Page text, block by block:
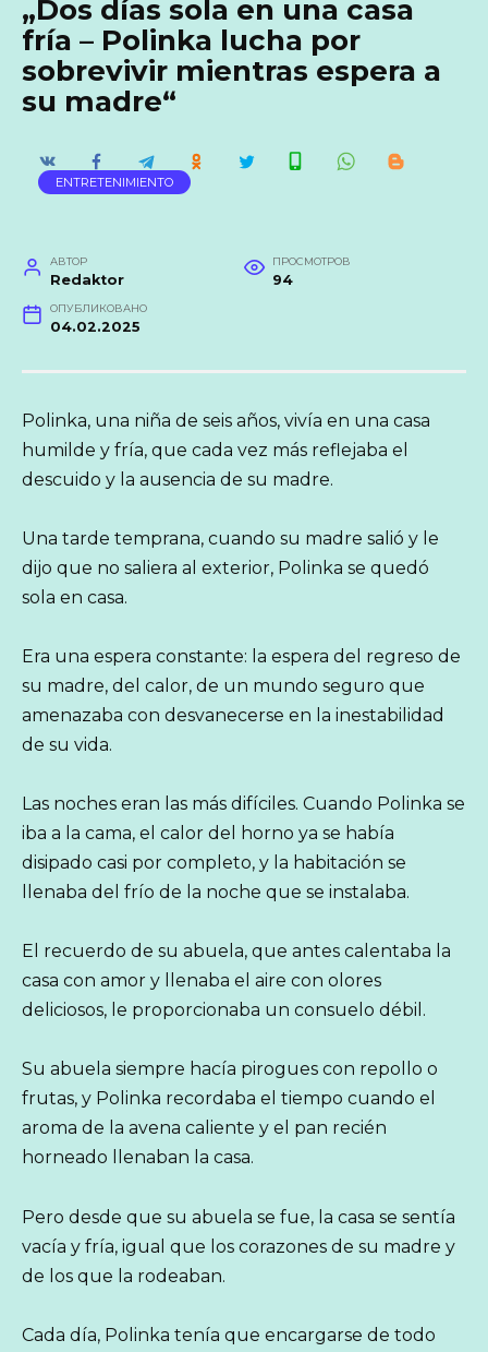
„Dos días sola en una casa
fría – Polinka lucha por
sobrevivir mientras espera a
su madre“
ENTRETENIMIENTO
АВТОР
Redaktor
ПРОСМОТРОВ
94
ОПУБЛИКОВАНО
04.02.2025
Polinka, una niña de seis años, vivía en una casa
humilde y fría, que cada vez más reflejaba el
descuido y la ausencia de su madre.
Una tarde temprana, cuando su madre salió y le
dijo que no saliera al exterior, Polinka se quedó
sola en casa.
Era una espera constante: la espera del regreso de
su madre, del calor, de un mundo seguro que
amenazaba con desvanecerse en la inestabilidad
de su vida.
Las noches eran las más difíciles. Cuando Polinka se
iba a la cama, el calor del horno ya se había
disipado casi por completo, y la habitación se
llenaba del frío de la noche que se instalaba.
El recuerdo de su abuela, que antes calentaba la
casa con amor y llenaba el aire con olores
deliciosos, le proporcionaba un consuelo débil.
Su abuela siempre hacía pirogues con repollo o
frutas, y Polinka recordaba el tiempo cuando el
aroma de la avena caliente y el pan recién
horneado llenaban la casa.
Pero desde que su abuela se fue, la casa se sentía
vacía y fría, igual que los corazones de su madre y
de los que la rodeaban.
Cada día, Polinka tenía que encargarse de todo